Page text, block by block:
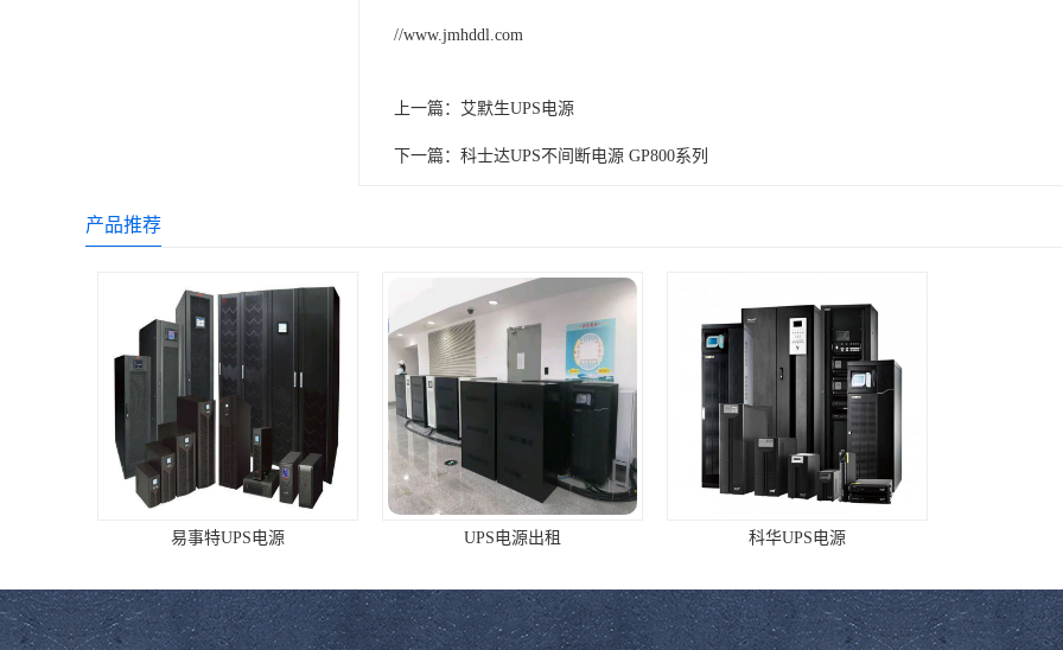
//www.jmhddl.com
上一篇： 艾默生UPS电源
下一篇： 科士达UPS不间断电源 GP800系列
产品推荐
易事特UPS电源 UPS电源出租 科华UPS电源